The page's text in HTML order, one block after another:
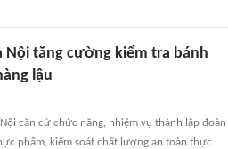
Nội tăng cường kiểm tra bánh
lậu
căn cứ chức năng, nhiệm vụ thành lập đoàn
phẩm, kiểm soát chất lượng an toàn thực